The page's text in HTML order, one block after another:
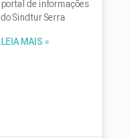
portal de informações
do Sindtur Serra
LEIA MAIS »